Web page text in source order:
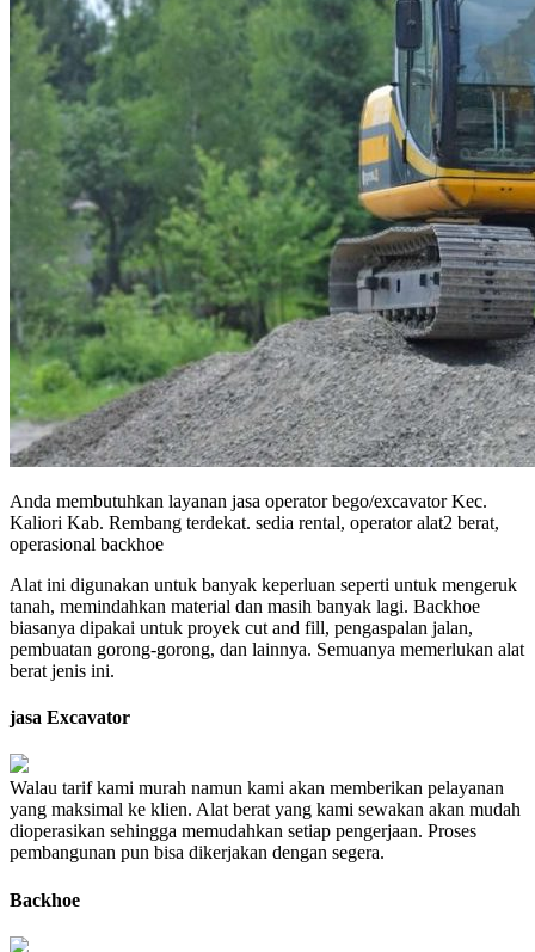
Anda membutuhkan layanan jasa operator bego/excavator Kec.
Kaliori Kab. Rembang terdekat. sedia rental, operator alat2 berat,
operasional backhoe
Alat ini digunakan untuk banyak keperluan seperti untuk mengeruk
tanah, memindahkan material dan masih banyak lagi. Backhoe
biasanya dipakai untuk proyek cut and fill, pengaspalan jalan,
pembuatan gorong-gorong, dan lainnya. Semuanya memerlukan alat
berat jenis ini.
jasa Excavator
Walau tarif kami murah namun kami akan memberikan pelayanan
yang maksimal ke klien. Alat berat yang kami sewakan akan mudah
dioperasikan sehingga memudahkan setiap pengerjaan. Proses
pembangunan pun bisa dikerjakan dengan segera.
Backhoe